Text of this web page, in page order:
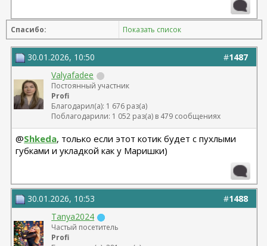
Спасибо: Показать список
#1487
30.01.2026, 10:50
Valyafadee
Постоянный участник
Profi
Благодарил(а): 1 676 раз(а)
Поблагодарили: 1 052 раз(а) в 479 сообщениях
@Shkeda, только если этот котик будет с пухлыми
губками и укладкой как у Маришки)
#1488
30.01.2026, 10:53
Tanya2024
Частый посетитель
Profi